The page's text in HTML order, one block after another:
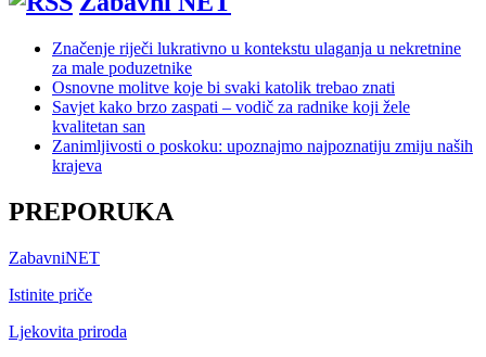
Značenje riječi lukrativno u kontekstu ulaganja u nekretnine
za male poduzetnike
Osnovne molitve koje bi svaki katolik trebao znati
Savjet kako brzo zaspati – vodič za radnike koji žele
kvalitetan san
Zanimljivosti o poskoku: upoznajmo najpoznatiju zmiju naših
krajeva
PREPORUKA
ZabavniNET
Istinite priče
Ljekovita priroda